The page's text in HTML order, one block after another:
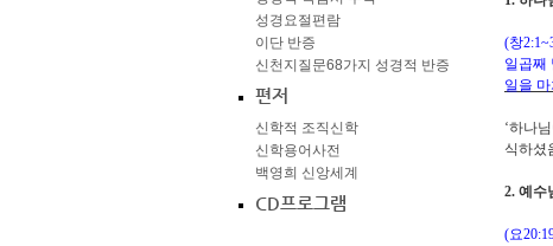
(창
일곱째
일을
‘하나
식하셨
2. 예수
(요
성경요절편람
이단 반증
신천지질문68가지 성경적 반증
편저
신학적 조직신학
신학용어사전
백영희 신앙세계
CD프로그램